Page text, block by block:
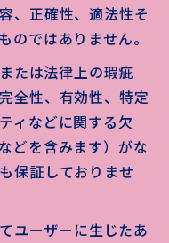
、正確性、適法性そ
のではありません。
たは法律上の瑕疵
全性、有効性、特定
ィなどに関する欠
どを含みます）がな
保証しておりませ
ユーザーに生じたあ